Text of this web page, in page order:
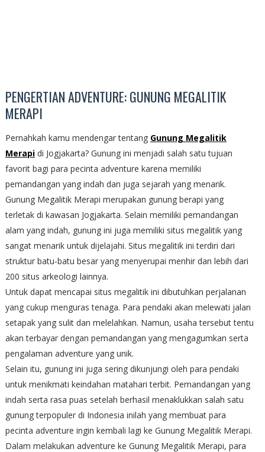
PENGERTIAN ADVENTURE: GUNUNG MEGALITIK
MERAPI
Pernahkah kamu mendengar tentang Gunung Megalitik
Merapidi Jogjakarta? Gunung ini menjadi salah satu tujuan
favorit bagi para pecinta adventure karena memiliki
pemandangan yang indah dan juga sejarah yang menarik.
Gunung Megalitik Merapi merupakan gunung berapi yang
terletak di kawasan Jogjakarta. Selain memiliki pemandangan
alam yang indah, gunung ini juga memiliki situs megalitik yang
sangat menarik untuk dijelajahi. Situs megalitik ini terdiri dari
struktur batu-batu besar yang menyerupai menhir dan lebih dari
200 situs arkeologi lainnya.
Untuk dapat mencapai situs megalitik ini dibutuhkan perjalanan
yang cukup menguras tenaga. Para pendaki akan melewati jalan
setapak yang sulit dan melelahkan. Namun, usaha tersebut tentu
akan terbayar dengan pemandangan yang mengagumkan serta
pengalaman adventure yang unik.
Selain itu, gunung ini juga sering dikunjungi oleh para pendaki
untuk menikmati keindahan matahari terbit. Pemandangan yang
indah serta rasa puas setelah berhasil menaklukkan salah satu
gunung terpopuler di Indonesia inilah yang membuat para
pecinta adventure ingin kembali lagi ke Gunung Megalitik Merapi.
Dalam melakukan adventure ke Gunung Megalitik Merapi, para